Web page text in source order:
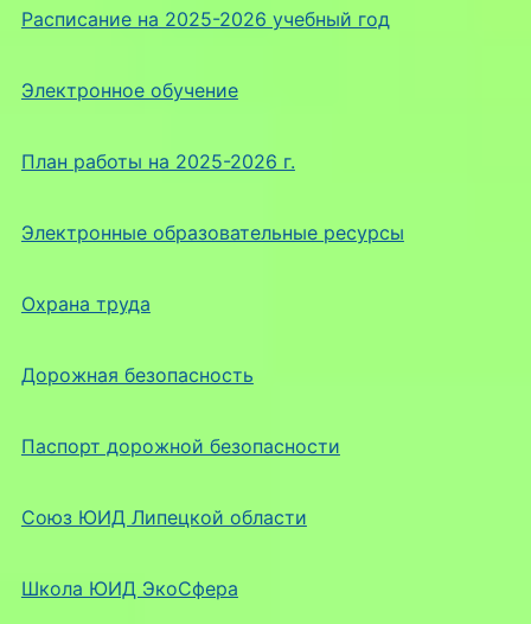
Расписание на 2025-2026 учебный год
Электронное обучение
План работы на 2025-2026 г.
Электронные образовательные ресурсы
Охрана труда
Дорожная безопасность
Паспорт дорожной безопасности
Союз ЮИД Липецкой области
Школа ЮИД ЭкоСфера